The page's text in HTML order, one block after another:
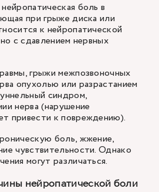
боль в
при грыже диска или
к нейропатической
с сдавлением нервных
грыжи межпозвоночных
опухолью или разрастанием
синдром,
нерва (нарушение
привести к повреждению).
боль, жжение,
чувствительности. Однако
могут различаться.
нейропатической боли